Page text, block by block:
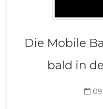
Die Mobile
bald in
09